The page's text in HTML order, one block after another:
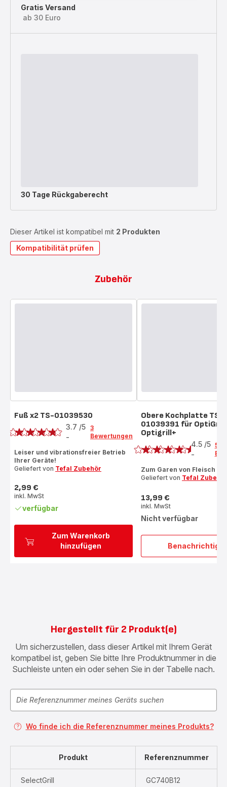
Gratis Versand
ab 30 Euro
30 Tage Rückgaberecht
Dieser Artikel ist kompatibel mit 2 Produkten
Kompatibilität prüfen
Zubehör
Zum Warenkorb
hinzufügen
Fuß x2 TS-01039530
Bewertung
3.7 /5
-
3
Bewertungen
Leiser und vibrationsfreier Betrieb
Ihrer Geräte!
Geliefert von Tefal Zubehör
Preis
2,99 €
inkl. MwSt
verfügbar
Obere
Obere Kochplatte TS-
01039391 für OptiGrill
Optigrill+
Bewertung
4.5 /5
-
58
Zum Garen von Fleisch
Geliefert von Tefal
Preis
13,99 €
inkl. MwSt
Nicht verfügbar
Hergestellt für 2 Produkt(e)
Um sicherzustellen, dass dieser Artikel mit Ihrem Gerät
kompatibel ist, geben Sie bitte Ihre Produktnummer in die
Suchleiste unten ein oder sehen Sie in der Tabelle nach.
Wo finde ich die Referenznummer meines Produkts?
Produkt Referenznummer
SelectGrill GC740B12